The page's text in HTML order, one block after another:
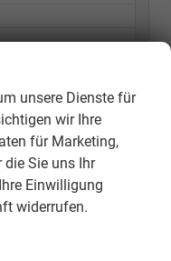
unsere Dienste für
wir Ihre
für Marketing,
Sie uns Ihr
Einwilligung
widerrufen.